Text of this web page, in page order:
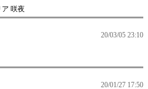
ア 咲夜
20/03/05 23:10
20/01/27 17:50